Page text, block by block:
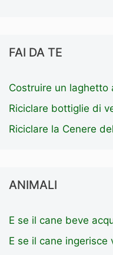
FAI DA TE
Costruire un laghetto
Riciclare bottiglie di
Riciclare la Cenere
ANIMALI
E se il cane beve
E se il cane ingerisce